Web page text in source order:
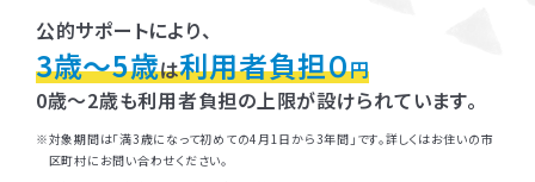
公的サポートにより、
3歳～5歳は利用者負担０円
0歳～2歳も利用者負担の上限が設けられています。
対象期間は「満3歳になって初めての4月1日から3年間」です。詳しくはお住いの市
区町村にお問い合わせください。